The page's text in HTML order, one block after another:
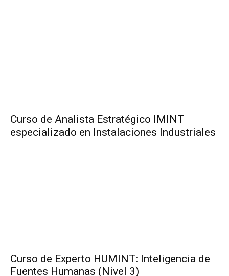
Curso de Analista Estratégico IMINT
especializado en Instalaciones Industriales
Curso de Experto HUMINT: Inteligencia de
Fuentes Humanas (Nivel 3)